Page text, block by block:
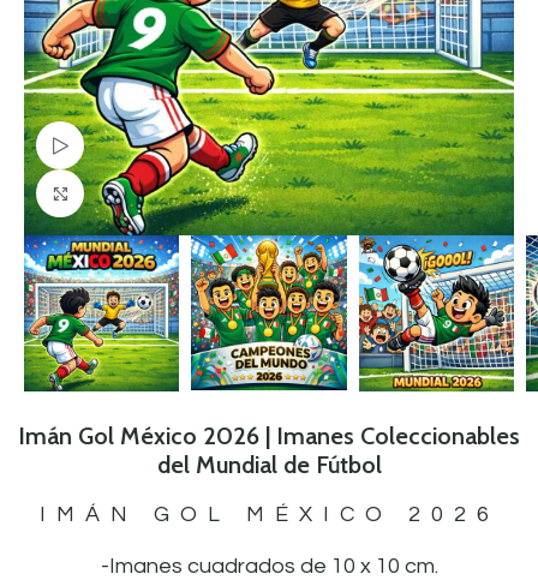
Watch video
Click to enlarge
Imán Gol México 2026 | Imanes Coleccionables
del Mundial de Fútbol
IMÁN GOL MÉXICO 2026
-Imanes cuadrados de 10 x 10 cm.